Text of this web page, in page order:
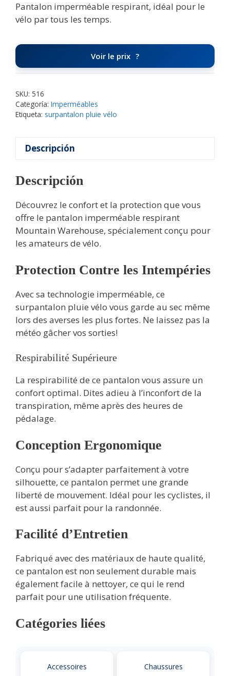
Pantalon imperméable respirant, idéal pour le
vélo par tous les temps.
Voir le prix
SKU: 516
Categoría: Imperméables
Etiqueta: surpantalon pluie vélo
Descripción
Descripción
Découvrez le confort et la protection que vous
offre le pantalon imperméable respirant
Mountain Warehouse, spécialement conçu pour
les amateurs de vélo.
Protection Contre les Intempéries
Avec sa technologie imperméable, ce
surpantalon pluie vélo vous garde au sec même
lors des averses les plus fortes. Ne laissez pas la
météo gâcher vos sorties!
Respirabilité Supérieure
La respirabilité de ce pantalon vous assure un
confort optimal. Dites adieu à l’inconfort de la
transpiration, même après des heures de
pédalage.
Conception Ergonomique
Conçu pour s’adapter parfaitement à votre
silhouette, ce pantalon permet une grande
liberté de mouvement. Idéal pour les cyclistes, il
est aussi parfait pour la randonnée.
Facilité d’Entretien
Fabriqué avec des matériaux de haute qualité,
ce pantalon est non seulement durable mais
également facile à nettoyer, ce qui le rend
parfait pour une utilisation fréquente.
Catégories liées
Accessoires Chaussures